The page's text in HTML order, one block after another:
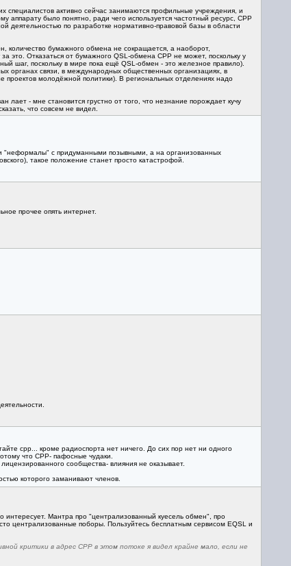
специалистов активно сейчас занимаются профильные учреждения, и
аппарату было понятно, ради чего используется частотный ресурс, СРР
деятельностью по разработке нормативно-правовой базы в области
бумажного обмена не сокращается, а наоборот,
это. Отказаться от бумажного QSL-обмена СРР не может, поскольку у
шаг, поскольку в мире пока ещё QSL-обмен - это железное правило).
органах связи, в международных общественных организациях, в
молодёжной политики). В региональных отделениях надо
- мне становится грустно от того, что незнание порождает кучу
что совсем не видел.
"неформалы" с придуманными позывными, а на организованных
такое положение станет просто катастрофой.
прочее опять интернет.
срр... кроме радиоспорта нет ничего. До сих пор нет ни одного
что СРР- пафосные чудаки.
сообщества- влияния не оказывает.
которого заманивают членов.
Мантра про "централизованный куесель обмен", про
централизованные поборы. Пользуйтесь бесплатным сервисом EQSL и
критики в адрес СРР в этом потоке я видел крайне мало, если не